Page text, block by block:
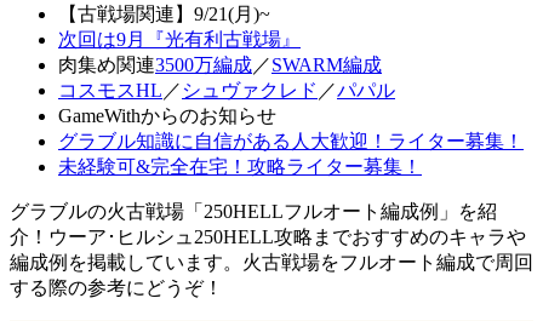
【古戦場関連】9/21(月)~
次回は9月『光有利古戦場』
肉集め関連3500万編成／SWARM編成
コスモスHL ／ シュヴァクレド ／パパル
GameWithからのお知らせ
グラブル知識に自信がある人大歓迎！ライター募集！
未経験可&完全在宅！攻略ライター募集！
グラブルの火古戦場「250HELLフルオート編成例」を紹
介！ウーア･ヒルシュ250HELL攻略までおすすめのキャラや
編成例を掲載しています。火古戦場をフルオート編成で周回
する際の参考にどうぞ！